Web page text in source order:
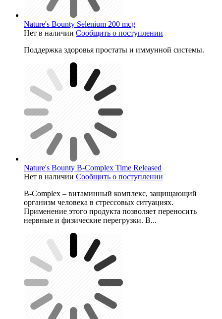
Nature's Bounty Selenium 200 mcg
Нет в наличии Сообщить о поступлении
Поддержка здоровья простаты и иммунной системы.
Nature's Bounty B-Complex Time Released
Нет в наличии Сообщить о поступлении
B-Complex – витаминный комплекс, защищающий
организм человека в стрессовых ситуациях.
Применение этого продукта позволяет переносить
нервные и физические перегрузки. В...